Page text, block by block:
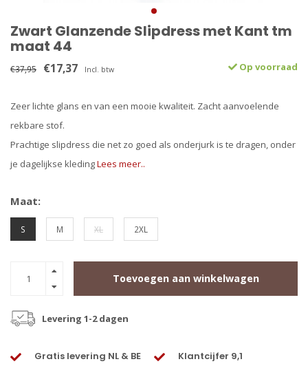
Zwart Glanzende Slipdress met Kant tm
maat 44
€37,95 €17,37 Incl. btw Op voorraad
Zeer lichte glans en van een mooie kwaliteit. Zacht aanvoelende
rekbare stof.
Prachtige slipdress die net zo goed als onderjurk is te dragen, onder
je dagelijkse kledingLees meer..
Maat:
S M XL 2XL
Toevoegen aan winkelwagen
Levering 1-2 dagen
Gratis levering NL & BE Klantcijfer 9,1